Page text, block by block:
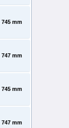
745 mm
747 mm
745 mm
747 mm